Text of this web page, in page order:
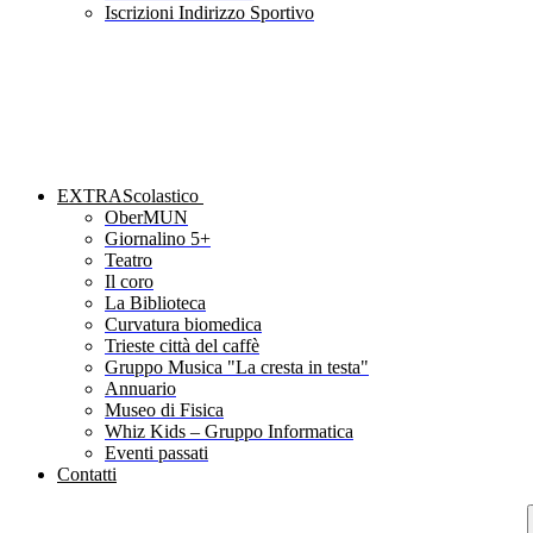
Iscrizioni Indirizzo Sportivo
EXTRAScolastico
OberMUN
Giornalino 5+
Teatro
Il coro
La Biblioteca
Curvatura biomedica
Trieste città del caffè
Gruppo Musica "La cresta in testa"
Annuario
Museo di Fisica
Whiz Kids – Gruppo Informatica
Eventi passati
Contatti